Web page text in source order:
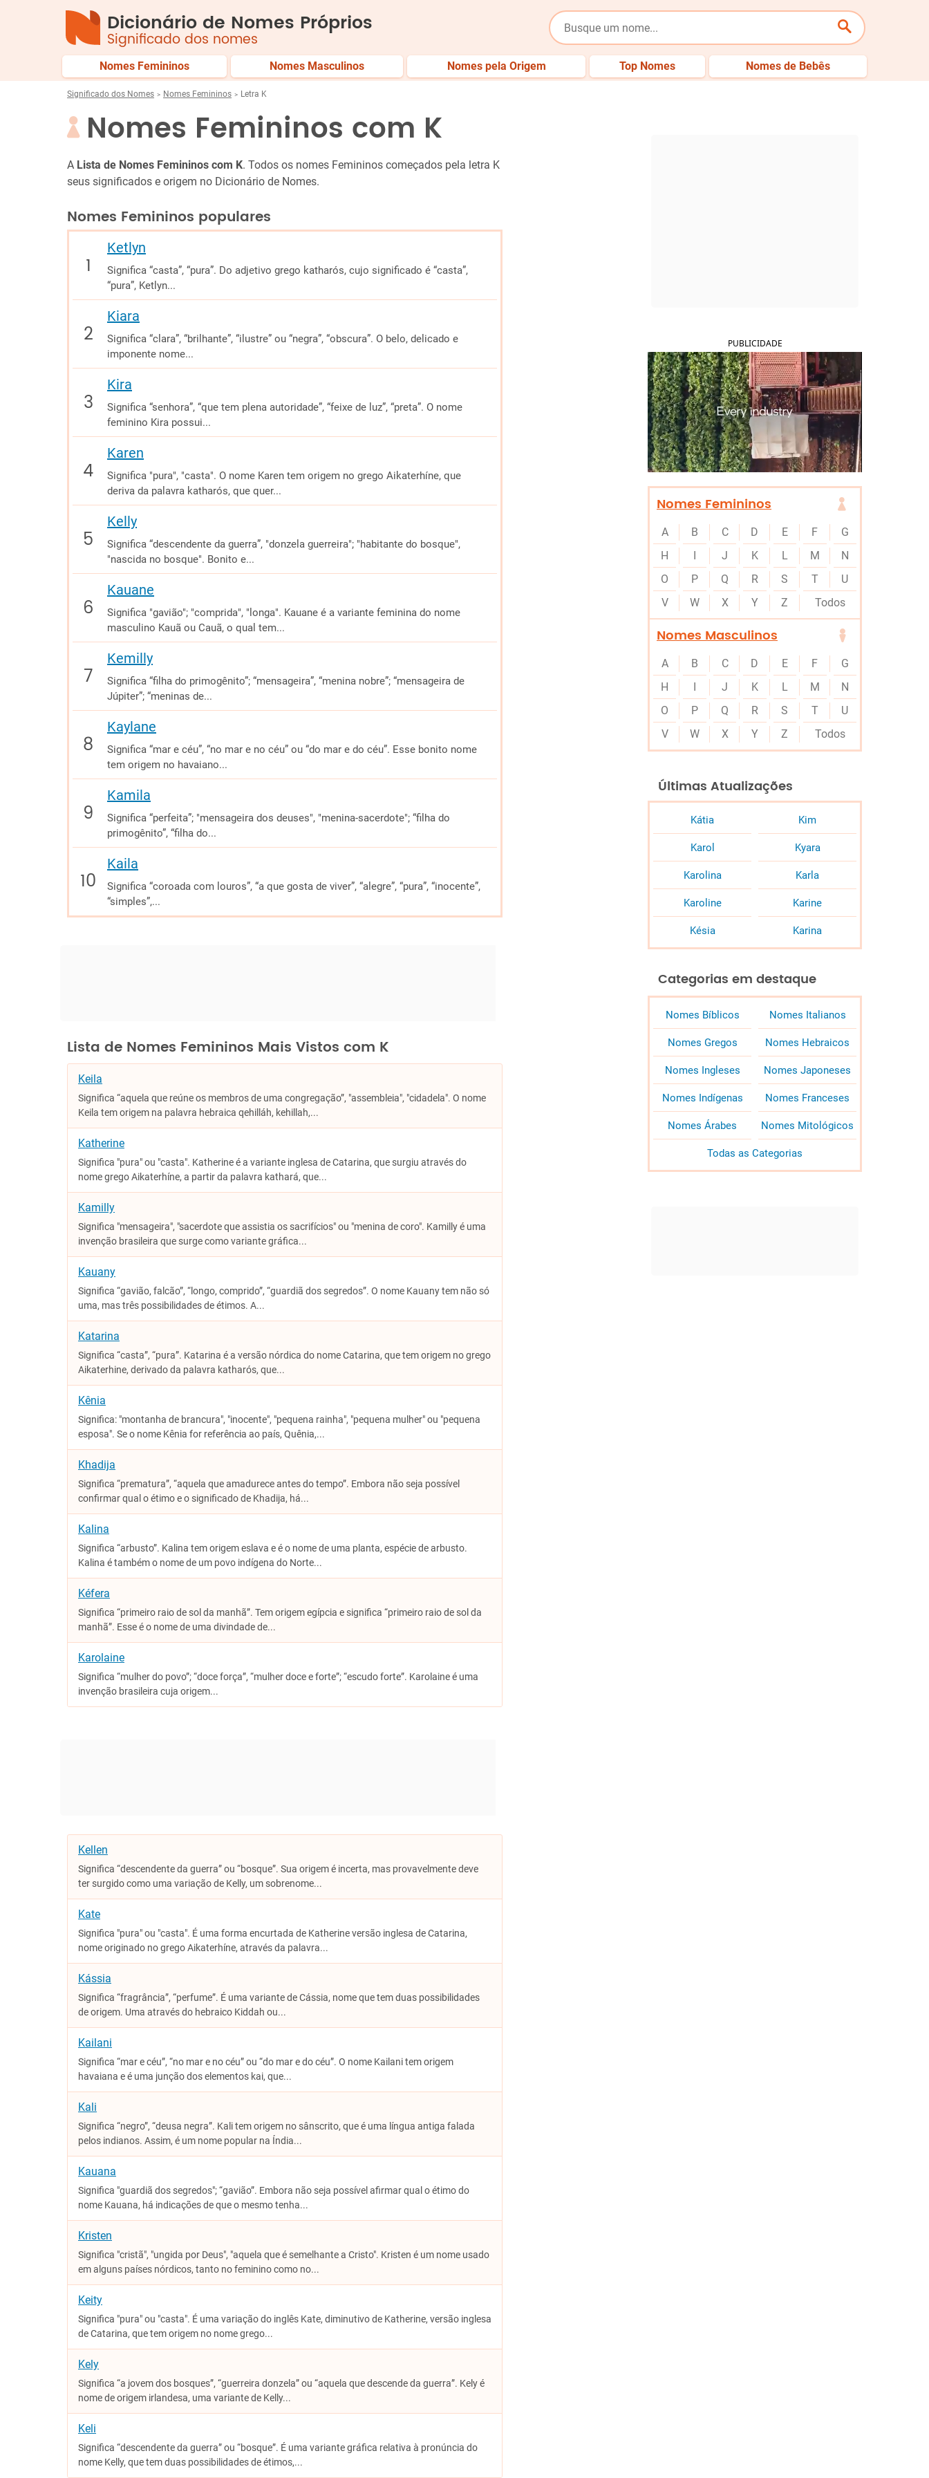
Dicionário de Nomes Próprios
Significado dos nomes
Nomes Femininos Nomes Masculinos Nomes pela Origem Top Nomes Nomes de Bebês
Significado dos Nomes Nomes Femininos Letra K
Nomes Femininos com K
A Lista de Nomes Femininos com K. Todos os nomes Femininos começados pela letra K
seus significados e origem no Dicionário de Nomes.
Nomes Femininos populares
Ketlyn
Significa “casta”, “pura”. Do adjetivo grego katharós, cujo significado é “casta”,
“pura”, Ketlyn...
Kiara
Significa “clara”, “brilhante”, “ilustre” ou “negra”, “obscura”. O belo, delicado e
imponente nome...
Kira
Significa “senhora”, “que tem plena autoridade”, “feixe de luz”, “preta”. O nome
feminino Kira possui...
Karen
Significa "pura", "casta". O nome Karen tem origem no grego Aikaterhíne, que
deriva da palavra katharós, que quer...
Kelly
Significa “descendente da guerra”, "donzela guerreira"; "habitante do bosque",
"nascida no bosque". Bonito e...
Kauane
Significa "gavião"; "comprida", "longa". Kauane é a variante feminina do nome
masculino Kauã ou Cauã, o qual tem...
Kemilly
Significa “filha do primogênito”; “mensageira”, “menina nobre”; “mensageira de
Júpiter”; “meninas de...
Kaylane
Significa “mar e céu”, “no mar e no céu” ou “do mar e do céu”. Esse bonito nome
tem origem no havaiano...
Kamila
Significa “perfeita”; "mensageira dos deuses", "menina-sacerdote"; “filha do
primogênito”, “filha do...
Kaila
Significa “coroada com louros”, “a que gosta de viver”, “alegre”, “pura”, “inocente”,
“simples”,...
Lista de Nomes Femininos Mais Vistos com K
Keila
Significa “aquela que reúne os membros de uma congregação”, "assembleia", "cidadela". O nome
Keila tem origem na palavra hebraica qehilláh, kehillah,...
Katherine
Significa "pura" ou "casta". Katherine é a variante inglesa de Catarina, que surgiu através do
nome grego Aikaterhíne, a partir da palavra kathará, que...
Kamilly
Significa "mensageira", "sacerdote que assistia os sacrifícios" ou "menina de coro". Kamilly é uma
invenção brasileira que surge como variante gráfica...
Kauany
Significa “gavião, falcão”, “longo, comprido”, “guardiã dos segredos”. O nome Kauany tem não só
uma, mas três possibilidades de étimos. A...
Katarina
Significa “casta”, “pura”. Katarina é a versão nórdica do nome Catarina, que tem origem no grego
Aikaterhine, derivado da palavra katharós, que...
Kênia
Significa: "montanha de brancura", "inocente", "pequena rainha", "pequena mulher" ou "pequena
esposa". Se o nome Kênia for referência ao país, Quênia,...
Khadija
Significa “prematura”, “aquela que amadurece antes do tempo”. Embora não seja possível
confirmar qual o étimo e o significado de Khadija, há...
Kalina
Significa “arbusto”. Kalina tem origem eslava e é o nome de uma planta, espécie de arbusto.
Kalina é também o nome de um povo indígena do Norte...
Kéfera
Significa “primeiro raio de sol da manhã”. Tem origem egípcia e significa “primeiro raio de sol da
manhã”. Esse é o nome de uma divindade de...
Karolaine
Significa “mulher do povo”; “doce força”, “mulher doce e forte”; “escudo forte”. Karolaine é uma
invenção brasileira cuja origem...
Kellen
Significa “descendente da guerra” ou “bosque”. Sua origem é incerta, mas provavelmente deve
ter surgido como uma variação de Kelly, um sobrenome...
Kate
Significa "pura" ou "casta". É uma forma encurtada de Katherine versão inglesa de Catarina,
nome originado no grego Aikaterhíne, através da palavra...
Kássia
Significa “fragrância”, “perfume”. É uma variante de Cássia, nome que tem duas possibilidades
de origem. Uma através do hebraico Kiddah ou...
Kailani
Significa “mar e céu”, “no mar e no céu” ou “do mar e do céu”. O nome Kailani tem origem
havaiana e é uma junção dos elementos kai, que...
Kali
Significa “negro”, “deusa negra”. Kali tem origem no sânscrito, que é uma língua antiga falada
pelos indianos. Assim, é um nome popular na Índia...
Kauana
Significa "guardiã dos segredos"; “gavião”. Embora não seja possível afirmar qual o étimo do
nome Kauana, há indicações de que o mesmo tenha...
Kristen
Significa "cristã", "ungida por Deus", "aquela que é semelhante a Cristo". Kristen é um nome usado
em alguns países nórdicos, tanto no feminino como no...
Keity
Significa "pura" ou "casta". É uma variação do inglês Kate, diminutivo de Katherine, versão inglesa
de Catarina, que tem origem no nome grego...
Kely
Significa “a jovem dos bosques”, “guerreira donzela” ou “aquela que descende da guerra”. Kely é
nome de origem irlandesa, uma variante de Kelly...
Keli
Significa “descendente da guerra” ou “bosque”. É uma variante gráfica relativa à pronúncia do
nome Kelly, que tem duas possibilidades de étimos,...
PUBLICIDADE
Nomes Femininos
A B C D E F
G
H
I J K L M
N
O
P Q R S T
U
V
W X Y Z Todos
Nomes Masculinos
A B C D E F
G
H
I J K L M
N
O
P Q R S T
U
V
W X Y Z Todos
Últimas Atualizações
Kátia Kim
Karol Kyara
Karolina Karla
Karoline Karine
Késia Karina
Categorias em destaque
Nomes Bíblicos Nomes Italianos
Nomes Gregos Nomes Hebraicos
Nomes Ingleses Nomes Japoneses
Nomes Indígenas Nomes Franceses
Nomes Árabes Nomes Mitológicos
Todas as Categorias